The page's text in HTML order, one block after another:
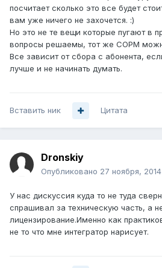
посчитает сколько это все будет
вам уже ничего не захочется. :)
Но это не те вещи которые пугают в
вопросы решаемы, тот же СОРМ
Все зависит от сбора с абонента,
лучше и не начинать думать.
Вставить ник Цитата
Dronskiy
Опубликовано 27 ноября, 2014
У нас дискуссия куда то не туда
спрашивал за техническую часть, а
лицензирование.Именно как
не то что мне интегратор нарисует.